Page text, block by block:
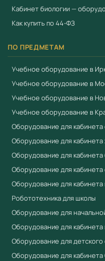
Кабинет биологии —
Как купить по 44-ФЗ
ПО ПРЕДМЕТАМ
Учебное оборудование в
Учебное оборудование в
Учебное оборудование в
Учебное оборудование в
Оборудование для кабинета
Оборудование для кабинета
Оборудование для кабинета
Оборудование для
Оборудование для
Робототехника для школы
Оборудование для
Оборудование для кабинета
Оборудование для детского
Оборудование для